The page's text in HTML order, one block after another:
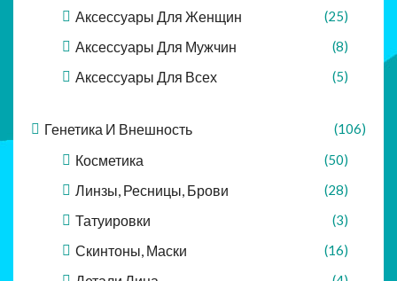
Аксессуары Для Женщин (25)
Аксессуары Для Мужчин (8)
Аксессуары Для Всех (5)
Генетика И Внешность (106)
Косметика (50)
Линзы, Ресницы, Брови (28)
Татуировки (3)
Скинтоны, Маски (16)